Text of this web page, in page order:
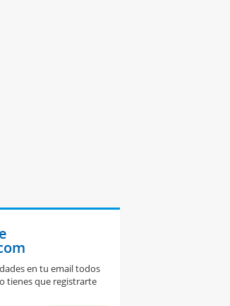
en tu email todos
tienes que registrarte